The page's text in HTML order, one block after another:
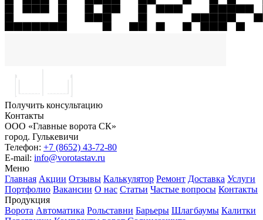
Получить консультацию
Контакты
ООО «Главные ворота СК»
город. Гулькевичи
Телефон: +7 (8652) 43-72-80
E-mail: info@vorotastav.ru
Меню
Главная Акции Отзывы Калькулятор Ремонт Доставка Услуги
Портфолио Вакансии О нас Статьи Частые вопросы Контакты
Продукция
Ворота Автоматика Рольставни Барьеры Шлагбаумы Калитки